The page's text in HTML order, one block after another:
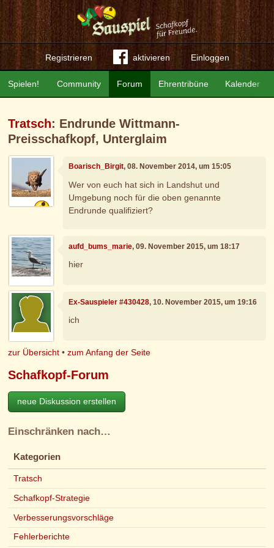
Registrieren aktivieren Einloggen
Community Forum Ehrentribüne Kalender
Spielen!
Tratsch: Endrunde Wittmann-
Preisschafkopf, Unterglaim
Boarisch_Birgit, 08. November 2014, um 15:05
Wer von euch hat sich in Landshut und
Umgebung noch für die oben genannte
Endrunde qualifiziert?
aufd_bums_marie, 09. November 2015, um 18:17
hier
Ex-Sauspieler #430428, 10. November 2015, um 19:16
ich
zur Übersicht •zum Anfang der Seite
Schafkopf-Forum
neue Diskussion erstellen
Einschränken nach…
Kategorien
Tratsch
Schafkopf-Strategie
Verbesserungsvorschläge
Fehlerberichte